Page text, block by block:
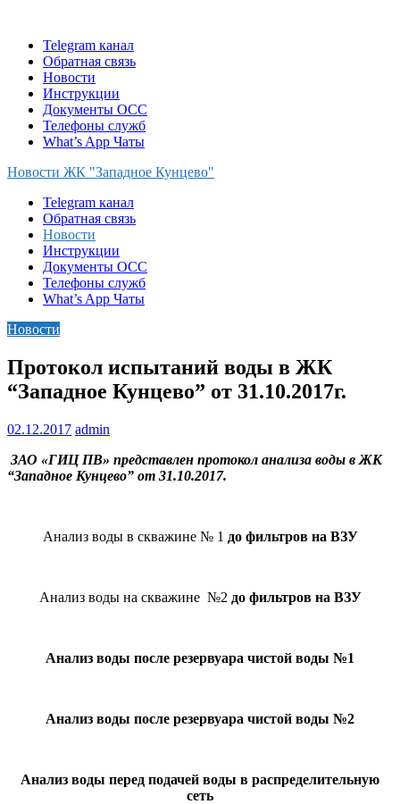
contentTelegram канал
Обратная связь
Новости
Инструкции
Документы ОСС
Телефоны служб
What’s App Чаты
Новости ЖК "Западное Кунцево"
Telegram канал
Обратная связь
Новости
Инструкции
Документы ОСС
Телефоны служб
What’s App Чаты
Новости
Протокол испытаний воды в ЖК
“Западное Кунцево” от 31.10.2017г.
02.12.2017 admin
ЗАО «ГИЦ ПВ» представлен протокол анализа воды в ЖК
“Западное Кунцево” от 31.10.2017.
Анализ воды в скважине № 1 до фильтров на ВЗУ
Анализ воды на скважине №2 до фильтров на ВЗУ
Анализ воды после резервуара чистой воды №1
Анализ воды после резервуара чистой воды №2
Анализ воды перед подачей воды в распределительную
сеть